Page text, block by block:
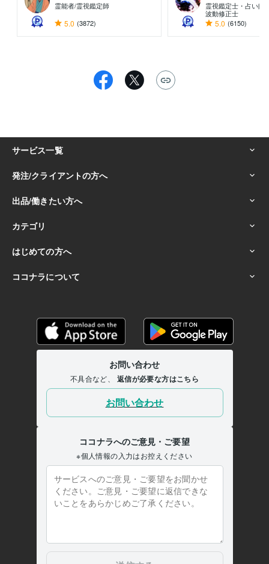
霊能者/霊視鑑定師
5.0 (3872)
霊視鑑定士・占い師
波動修正士
5.0 (6150)